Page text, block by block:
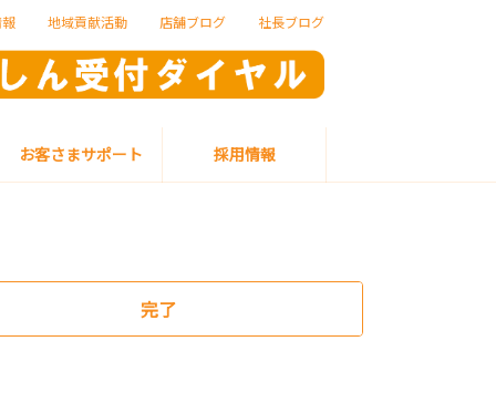
お客さまサポート 採用情報
地域貢献活動 店舗ブログ 社長ブログ
完了